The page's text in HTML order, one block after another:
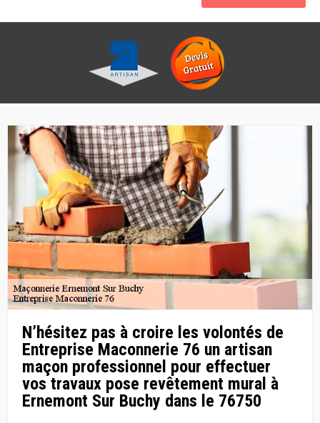
N’hésitez pas à croire les volontés de
Entreprise Maconnerie 76 un artisan
maçon professionnel pour effectuer
vos travaux pose revêtement mural à
Ernemont Sur Buchy dans le 76750